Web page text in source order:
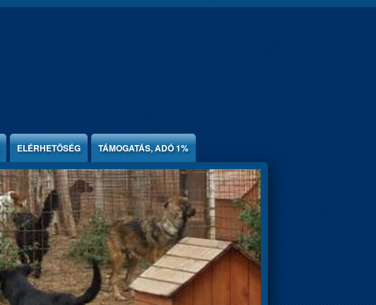
ELÉRHETŐSÉG TÁMOGATÁS, ADÓ 1%